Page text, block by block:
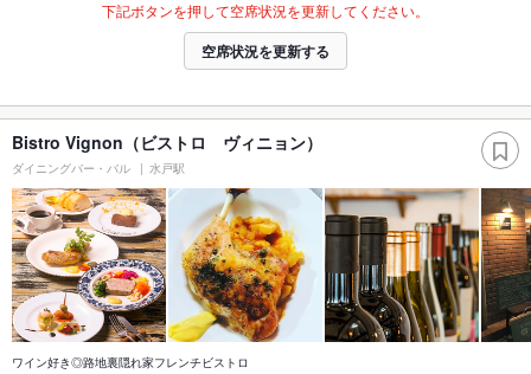
下記ボタンを押して空席状況を更新してください。
空席状況を更新する
Bistro Vignon（ビストロ ヴィニョン）
ダイニングバー・バル 水戸駅
ワイン好き◎路地裏隠れ家フレンチビストロ